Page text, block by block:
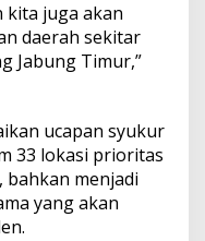
kita juga akan
daerah sekitar
Jabung Timur,”
ucapan syukur
33 lokasi prioritas
bahkan menjadi
yang akan